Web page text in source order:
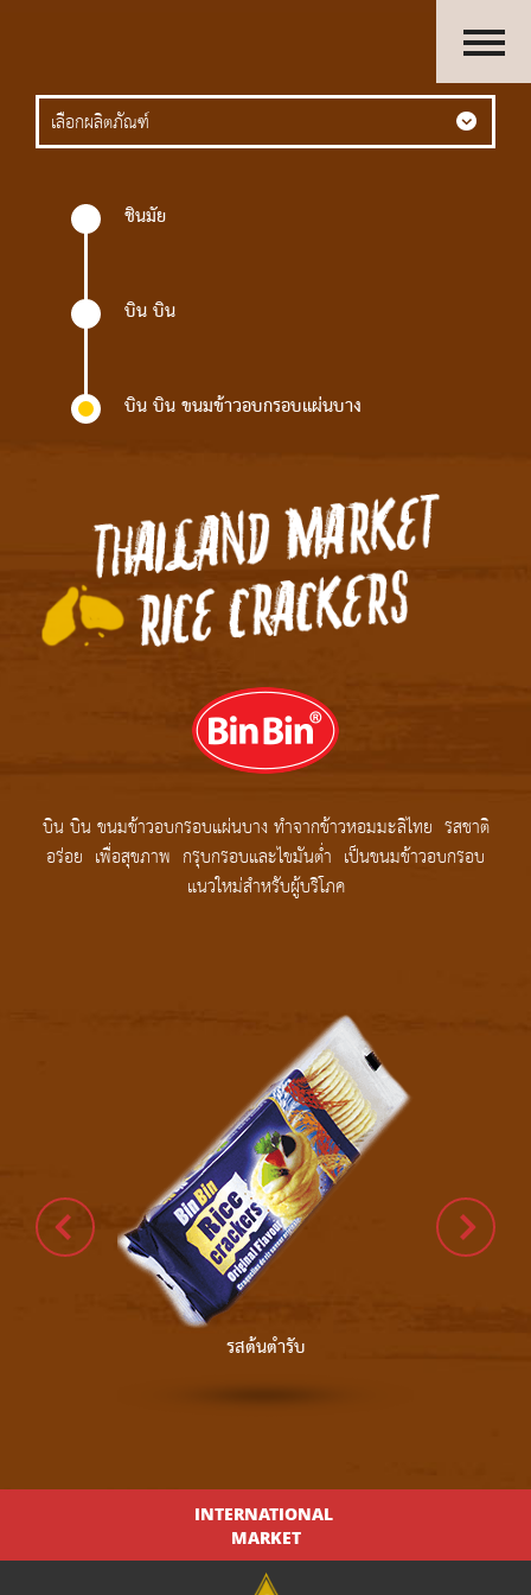
HOME
OUR GROUP
เลือกผลิตภัณฑ์
ชินมัย
บิน บิน
บิน บิน ขนมข้าวอบกรอบแผ่นบาง
บิน บิน ขนมข้าวอบกรอบแผ่นบาง ทำจากข้าวหอมมะลิไทย รสชาติ
อร่อย เพื่อสุขภาพ กรุบกรอบและไขมันต่ำ เป็นขนมข้าวอบกรอบ
แนวใหม่สำหรับผู้บริโภค
รสต้นตำรับ
INTERNATIONAL
MARKET